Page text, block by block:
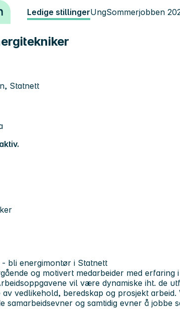
Ledige stillingerUngSommerjobben
Statnett
bli energimontør i Statnett
og motivert medarbeider med erfaring
vil være dynamiske iht. de
vedlikehold, beredskap og prosjekt arbeid.
samarbeidsevner og samtidig evner å jobbe